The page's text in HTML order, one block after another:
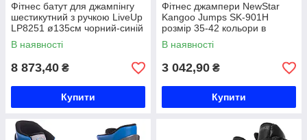
Фітнес батут для джампінгу
шестикутний з ручкою LiveUp
LP8251 ø135см чорний-синій
Код LP8251
В наявності
8 873,40 ₴
Купити
Фітнес джампери NewStar
Kangoo Jumps SK-901H
розмір 35-42 кольори в
асортименті Код SK-901H
В наявності
3 042,90 ₴
Купити